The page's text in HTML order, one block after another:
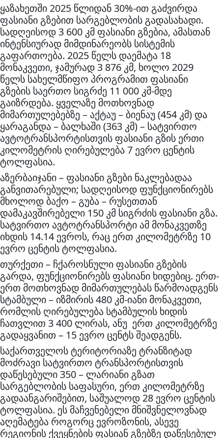
ყაზახეთში 2025 წლიდან 30%-ით გაძვირდა
ფასიანი გზებით სარგებლობის გადასახადი.
სადღეისოდ 3 600 კმ ფასიანი გზებია, ამასთან
ინტენსიურად მიმდინარეობს სისტემის
გაფართოება. 2025 წელს დაემატა 18
მონაკვეთი, ჯამურად 3 876 კმ, ხოლო 2029
წელს სახელმწიფო პროგრამით ფასიანი
გზების საერთო სიგრძე 11 000 კმ-მდე
გაიზრდება. ყველაზე მოთხოვნად
მიმართულებებზე – აქტაუ – ბიენაუ (454 კმ) და
ყარაგანდა – ბალხაში (363 კმ) – სატვირთო
ავტოტრანსპორტისთვის ფასიანი გზის ერთი
კილომეტრის ღირებულება 7 ევრო ცენტის
ტოლფასია.
აზერბაიჯანი – ფასიანი გზები ნაკლებადაა
განვითარებული; სადღეისოდ ფუნქციონირებს
მხოლოდ ბაქო – გუბა – რუსეთთან
დამაკავშირებელი 150 კმ სიგრძის ფასიანი გზა.
სატვირთო ავტოტრანსპორტი ამ მონაკვეთზე
იხდის 14.14 ევროს, რაც ერთ კილომეტრზე 10
ევრო ცენტის ტოლფასია.
თურქეთი – ჩქაროსნული ფასიანი გზების
გარდა, ფუნქციონირებს ფასიანი ხიდებიც. ერთ-
ერთ მოთხოვნად მიმართულებას წარმოადგენს
სტამბული – იზმირის 480 კმ-იანი მონაკვეთი,
რომლის ღირებულება სტამბულის ხიდის
ჩათვლით 3 400 ლირას, ანუ ერთ კილომეტრზე
გადაყვანით – 15 ევრო ცენტს შეადგენს.
საქართველოს ტერიტორიაზე ტრანზიტად
მოძრავი სატვირთო ტრანსპორტისთვის
დაწესებული 350 – ლარიანი გზათ
სარგებლობის საფასური, ერთ კილომეტრზე
გადაანგარიშებით, საშუალოდ 28 ევრო ცენტის
ტოლფასია. ეს მაჩვენებელი მნიშვნელოვნად
აღემატება როგორც ევროზონის, ასევე
რეგიონის ქვეყნების ფასიან გზებზე დაწესებულ